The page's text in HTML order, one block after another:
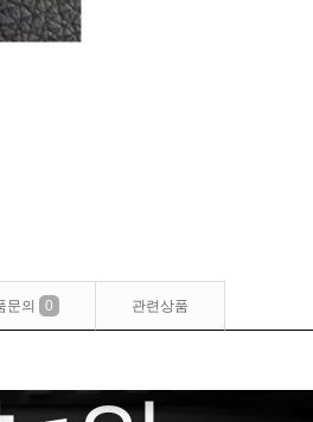
문의 0 관련상품